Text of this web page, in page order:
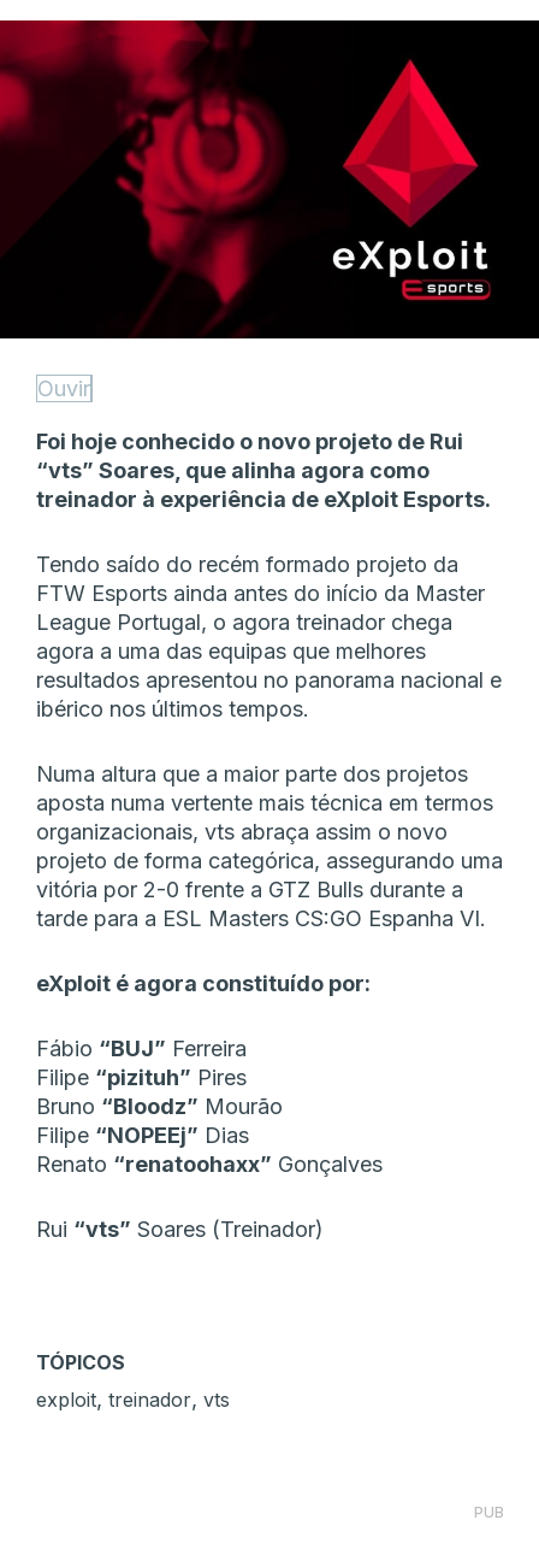
Ouvir
Foi hoje conhecido o novo projeto de Rui
“vts” Soares, que alinha agora como
treinador à experiência de eXploit Esports.
Tendo saído do recém formado projeto da
FTW Esports ainda antes do início da Master
League Portugal, o agora treinador chega
agora a uma das equipas que melhores
resultados apresentou no panorama nacional e
ibérico nos últimos tempos.
Numa altura que a maior parte dos projetos
aposta numa vertente mais técnica em termos
organizacionais, vts abraça assim o novo
projeto de forma categórica, assegurando uma
vitória por 2-0 frente a GTZ Bulls durante a
tarde para a ESL Masters CS:GO Espanha VI.
eXploit é agora constituído por:
Fábio “BUJ” Ferreira
Filipe “pizituh” Pires
Bruno “Bloodz” Mourão
Filipe “NOPEEj” Dias
Renato “renatoohaxx” Gonçalves
Rui “vts” Soares (Treinador)
TÓPICOS
exploit, treinador, vts
PUB